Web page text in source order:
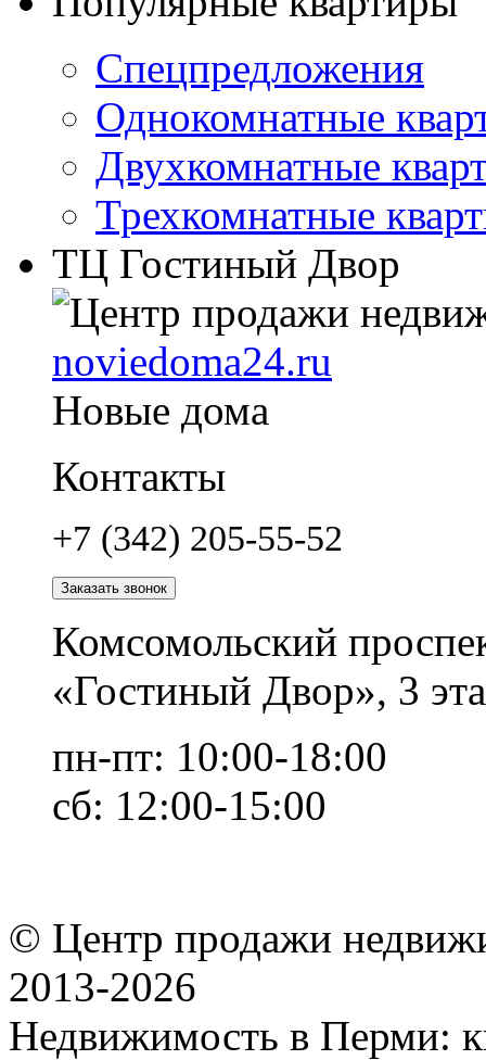
Спецпредложения
Однокомнатные
Двухкомнатные
Трехкомнатные
ТЦ Гостиный Двор
noviedoma24.ru
Новые дома
Контакты
+7 (342) 205-55-52
Заказать звонок
Комсомольский
«Гостиный Двор», 3
пн-пт: 10:00-18:00
сб: 12:00-15:00
© Центр продажи
2013-2026
Недвижимость в Перми: